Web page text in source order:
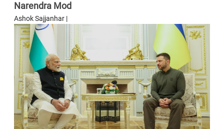
Narendra Mod
Ashok Sajjanhar |